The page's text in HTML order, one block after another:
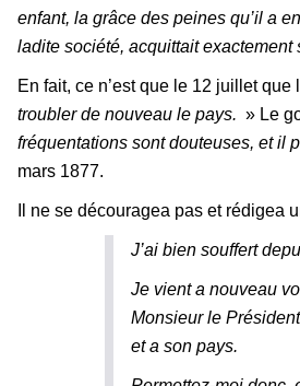
enfant, la grâce des peines qu’il a
ladite société, acquittait
En fait, ce n’est que le 12 juillet que
troubler de nouveau le pays. » Le
fréquentations sont douteuses, et il
mars 1877.
Il ne se découragea pas et rédigea
J’ai bien souffert
Je vient a nouveau
Monsieur le
et a son pays.